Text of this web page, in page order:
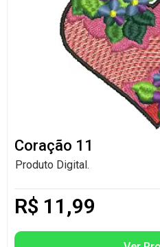
Coração 11
Produto Digital.
R$ 11,99